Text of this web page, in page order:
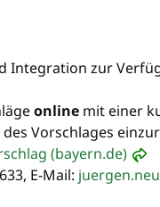
Integration zur
online mit einer
Vorschlages
(bayern.de)
E-Mail: